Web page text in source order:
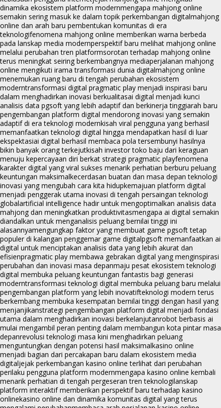
dinamika ekosistem platform modernmengapa mahjong online
semakin sering masuk ke dalam topik perkembangan digitalmahjong
online dan arah baru pembentukan komunitas di era
teknologifenomena mahjong online memberikan warna berbeda
pada lanskap media modernperspektif baru melihat mahjong online
melalui perubahan tren platformsorotan terhadap mahjong online
terus meningkat seiring berkembangnya mediaperjalanan mahjong
online mengikuti irama transformasi dunia digitalmahjong online
menemukan ruang baru di tengah perubahan ekosistem
moderntransformasi digital pragmatic play menjadi inspirasi baru
dalam menghadirkan inovasi berkualitasai digital menjadi kunci
analisis data pgsoft yang lebih adaptif dan berkinerja tinggiarah baru
pengembangan platform digital mendorong inovasi yang semakin
adaptif di era teknologi modernkisah viral pengguna yang berhasil
memanfaatkan teknologi digital hingga mendapatkan hasil di luar
ekspektasiai digital berhasil membaca pola tersembunyi hasilnya
bikin banyak orang terkejutkisah investor toko baju dari keraguan
menuju kepercayaan diri berkat strategi pragmatic playfenomena
karakter digital yang viral sukses menarik perhatian berburu peluang
keuntungan maksimalkecerdasan buatan dan masa depan teknologi
inovasi yang mengubah cara kita hidupkemajuan platform digital
menjadi penggerak utama inovasi di tengah persaingan teknologi
globalartificial intelligence hadir untuk mengoptimalkan analisis data
mahjong dan meningkatkan produktivitasmengapa ai digital semakin
diandalkan untuk menganalisis peluang bernilai tinggi ini
alasannyamengungkap faktor yang membuat game pgsoft tetap
populer di kalangan penggemar game digitalpgsoft memanfaatkan ai
digital untuk menciptakan analisis data yang lebih akurat dan
efisienpragmatic play membawa gebrakan digital yang menginspirasi
perubahan dan inovasi masa depanmaju pesat ekosistem teknologi
digital membuka peluang keuntungan fantastis bagi generasi
moderntransformasi teknologi digital membuka peluang baru melalui
pengembangan platform yang lebih inovatifteknologi modern terus
berkembang membuka kesempatan bernilai tinggi dengan hasil yang
menjanjikanstrategi pengembangan platform digital menjadi fondasi
utama dalam menghadirkan inovasi berkelanjutanrobot berbasis ai
mulai mengambil peran penting dalam membangun kota pintar masa
depanrevolusi teknologi masa kini menghadirkan peluang
menguntungkan dengan potensi hasil maksimalkasino online
menjadi bagian dari percakapan baru dalam ekosistem media
digitaljejak perkembangan kasino online terlihat dari perubahan
perilaku pengguna platform modernmengapa kasino online kembali
menarik perhatian di tengah pergeseran tren teknologilanskap
platform interaktif memberikan perspektif baru terhadap kasino
onlinekasino online dan dinamika komunitas digital yang terus